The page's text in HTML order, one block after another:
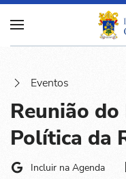
Eventos
Reunião
Política da
Incluir na Agenda